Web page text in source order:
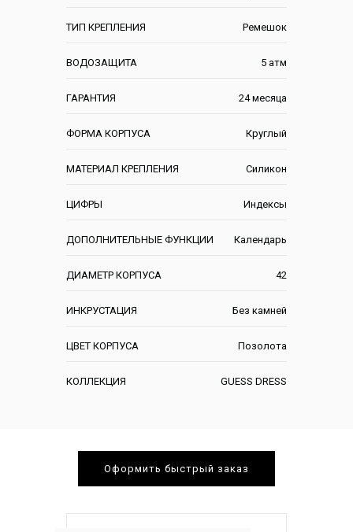
ТИП КРЕПЛЕНИЯ Ремешок
ВОДОЗАЩИТА 5 атм
ГАРАНТИЯ 24 месяца
ФОРМА КОРПУСА Круглый
МАТЕРИАЛ КРЕПЛЕНИЯ Силикон
ЦИФРЫ Индексы
ДОПОЛНИТЕЛЬНЫЕ ФУНКЦИИ Календарь
ДИАМЕТР КОРПУСА 42
ИНКРУСТАЦИЯ Без камней
ЦВЕТ КОРПУСА Позолота
КОЛЛЕКЦИЯ GUESS DRESS
Оформить быстрый заказ